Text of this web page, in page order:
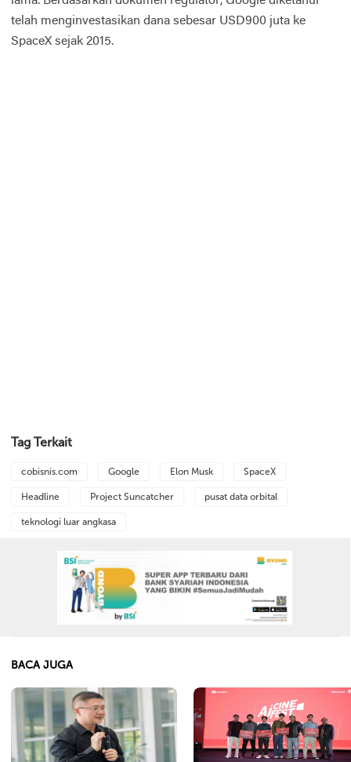
telah menginvestasikan dana sebesar USD900 juta ke
SpaceX sejak 2015.
Tag Terkait
cobisnis.com Google Elon Musk SpaceX
Headline Project Suncatcher pusat data orbital
teknologi luar angkasa
BACA JUGA